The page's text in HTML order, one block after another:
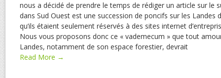
nous a décidé de prendre le temps de rédiger un article sur le
dans Sud Ouest est une succession de poncifs sur les Landes
qu’ils étaient seulement réservés à des sites internet
Nous vous proposons donc ce « vademecum » que tout
Landes, notamment de son espace forestier, devrait
Read More →